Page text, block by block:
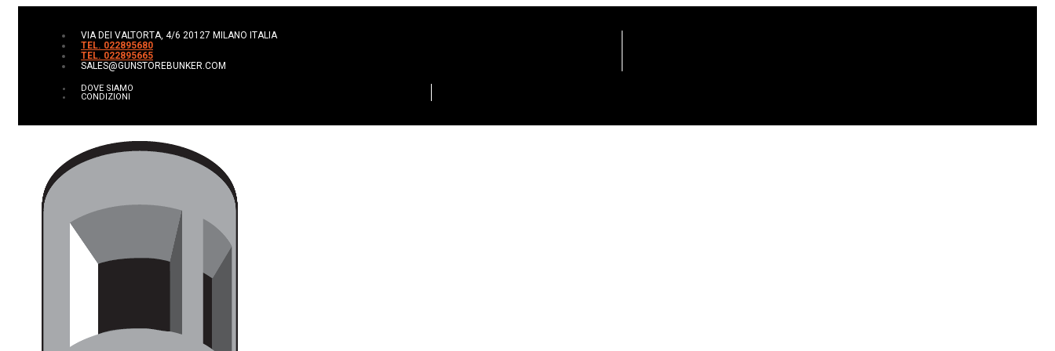
VIA DEI VALTORTA, 4/6 20127 MILANO ITALIA
TEL. 022895680
TEL. 022895665
SALES@GUNSTOREBUNKER.COM
DOVE SIAMO
CONDIZIONI